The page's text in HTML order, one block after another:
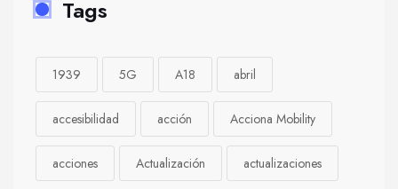
Tags
1939 5G A18 abril
accesibilidad acción Acciona Mobility
acciones Actualización actualizaciones